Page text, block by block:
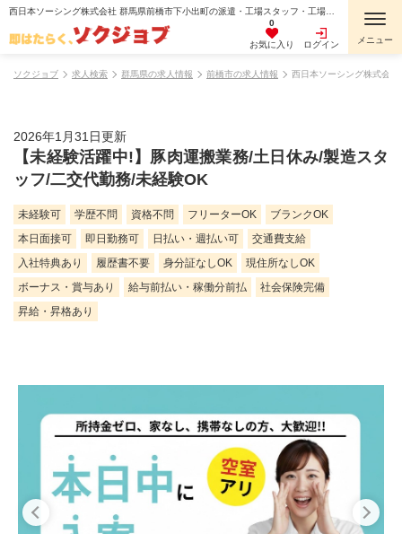
0
お気に入り ログイン
ソクジョブ 求人検索 群馬県の求人情報 前橋市の求人情報 西日本ソーシング株式会
2026年1月31日更新
【未経験活躍中!】豚肉運搬業務/土日休み/製造スタ
ッフ/二交代勤務/未経験OK
未経験可 学歴不問 資格不問 フリーターOK
ブランクOK
本日面接可
即日勤務可 日払い・週払い可
交通費支給
入社特典あり
履歴書不要 身分証なしOK
現住所なしOK
ボーナス・賞与あり
給与前払い・稼働分前払
社会保険完備
昇給・昇格あり